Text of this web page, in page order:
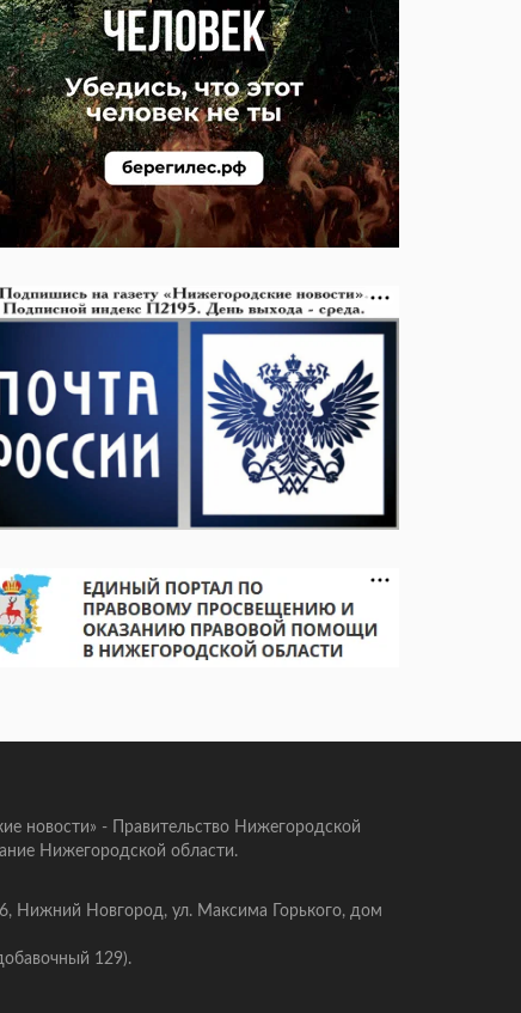
новости» - Правительство Нижегородской
Нижегородской области.
Нижний Новгород, ул. Максима Горького, дом
129).